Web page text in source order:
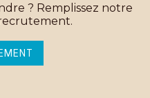
? Remplissez notre